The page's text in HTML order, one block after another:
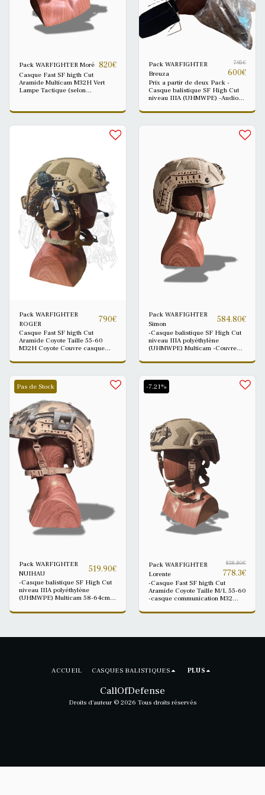
Pack WARFIGHTER Moré 820€
Casque Fast SF higth Cut
Aramide Multicam M32H Vert
Lampe Tactique (selon
arrière) Contrepoids Multicam
Pack WARFIGHTER
Breuza
795€
600€
Prix a partir de deux Pack -
Casque balistique SF High Cut
niveau IIIA (UHMWPE) -Audio
(prise OTAN 7.0) +Arceau
réglable 55–60 cm ou 58-64 cm –
livré avec extrait de test
balistique Francais 2025
Pack WARFIGHTER
ROGER
790€
Casque Fast SF higth Cut
Aramide Coyote Taille 55-60
M32H Coyote Couvre casque
Pack WARFIGHTER
Simon
584.80€
-Casque balistique SF High Cut
niveau IIIA polyéthylène
(UHMWPE) Multicam -Couvre
communication M32 avec
CallOfDefense offert Taille
casque réglable 58–64 cm --
livré avec extrait de test
description
Pas de Stock
Pack WARFIGHTER
NUIHAU
519.90€
-Casque balistique SF High Cut
niveau IIIA polyéthylène
(UHMWPE) Multicam 58-64cm -
Tactique 4 couleurs
Taille casque réglable 58-64cm -
-7.21%
Pack WARFIGHTER
Lorente
838.80€
778.3€
-Casque Fast SF higth Cut
Aramide Coyote Taille M/L 55-60
-casque communication M32
interne Airshield + housse
-- livré avec extrait de test
CallOfDefense
Droits d'auteur © 2026 Tous droits réservés
ACCUEIL CASQUES BALISTIQUES PLUS